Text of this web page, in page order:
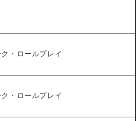
・ロールプレイ
・ロールプレイ